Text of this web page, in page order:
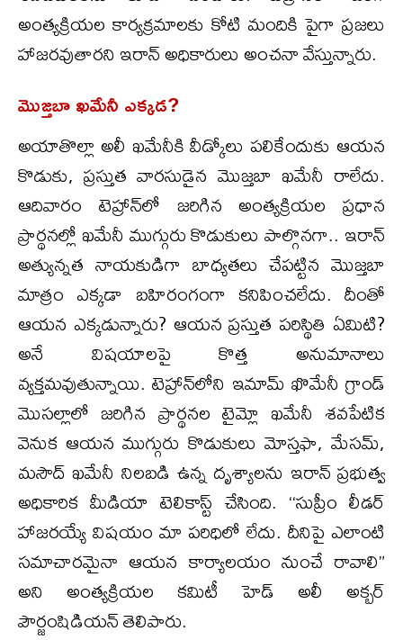
అంత్యక్రియల కార్యక్రమాలకు కోటి మందికి పైగా ప్రజలు
హాజరవుతారని ఇరాన్ అధికారులు అంచనా వేస్తున్నారు.
మొజ్తబా ఖమేనీ ఎక్కడ?
అయాతొల్లా అలీ ఖమేనీకి వీడ్కోలు పలికేందుకు ఆయన
కొడుకు, ప్రస్తుత వారసుడైన మొజ్తబా ఖమేనీ రాలేదు.
ఆదివారం టెహ్రాన్‌లో జరిగిన అంత్యక్రియల ప్రధాన
ప్రార్థనల్లో ఖమేనీ ముగ్గురు కొడుకులు పాల్గొనగా.. ఇరాన్
అత్యున్నత నాయకుడిగా బాధ్యతలు చేపట్టిన మొజ్తబా
మాత్రం ఎక్కడా బహిరంగంగా కనిపించలేదు. దీంతో
ఆయన ఎక్కడున్నారు? ఆయన ప్రస్తుత పరిస్థితి ఏమిటి?
అనే విషయాలపై కొత్త అనుమానాలు
వ్యక్తమవుతున్నాయి. టెహ్రాన్‌లోని ఇమామ్ ఖొమేనీ గ్రాండ్
మొసల్లాలో జరిగిన ప్రార్థనల టైమ్లో ఖమేనీ శవపేటిక
వెనుక ఆయన ముగ్గురు కొడుకులు మోస్తఫా, మేసమ్,
మసౌద్ ఖమేనీ నిలబడి ఉన్న దృశ్యాలను ఇరాన్ ప్రభుత్వ
అధికారిక మీడియా టెలికాస్ట్ చేసింది. ‘‘సుప్రీం లీడర్
హాజరయ్యే విషయం మా పరిధిలో లేదు. దీనిపై ఎలాంటి
సమాచారమైనా ఆయన కార్యాలయం నుంచే రావాలి”
అని అంత్యక్రియల కమిటీ హెడ్ అలీ అక్బర్
పౌర్జంషిడియన్ తెలిపారు.